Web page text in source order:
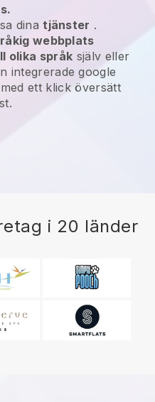
dinatjänster .
webbplats
olika språk själv eller
integrerade google
ett klick översätt
i 20 länder